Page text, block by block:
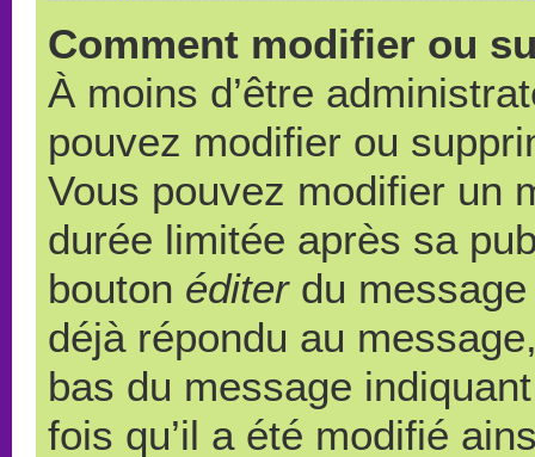
Comment modifier ou
À moins d’être
pouvez modifier ou
Vous pouvez modifier un
durée limitée après sa
bouton éditerdu message
déjà répondu au
bas du message
fois qu’il a été modifié